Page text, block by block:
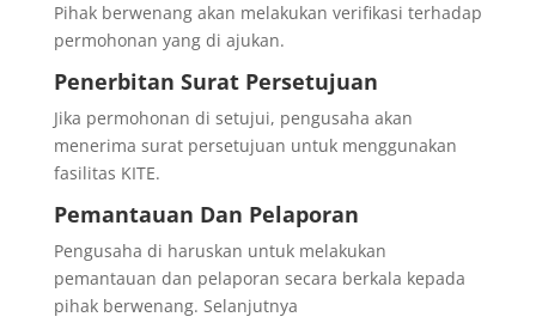
Pihak berwenang akan melakukan verifikasi terhadap
permohonan yang di ajukan.
Penerbitan Surat Persetujuan
Jika permohonan di setujui, pengusaha akan
menerima surat persetujuan untuk menggunakan
fasilitas KITE.
Pemantauan Dan Pelaporan
Pengusaha di haruskan untuk melakukan
pemantauan dan pelaporan secara berkala kepada
pihak berwenang. Selanjutnya